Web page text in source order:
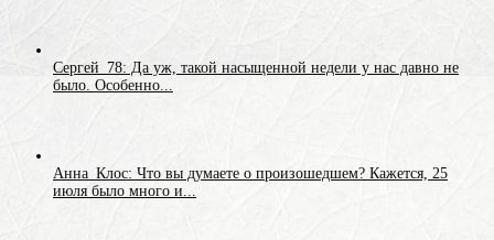
Сергей_78: Да уж, такой насыщенной недели у нас давно не
было. Особенно...
Анна_Клос: Что вы думаете о произошедшем? Кажется, 25
июля было много и...